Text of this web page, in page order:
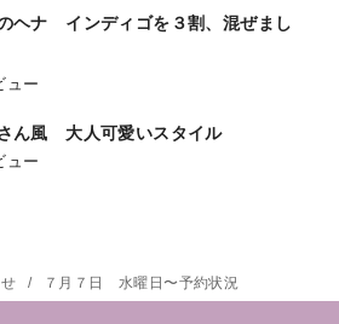
ヘナ インディゴを３割、混ぜまし
ュー
ん風 大人可愛いスタイル
ュー
７月７日 水曜日〜予約状況